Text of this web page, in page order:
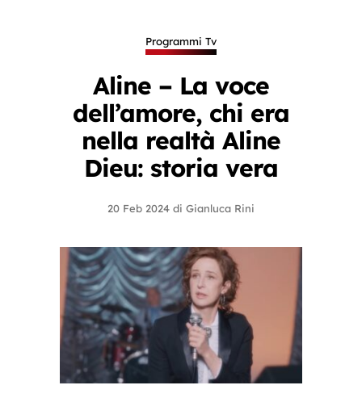
Programmi Tv
Aline – La voce
dell’amore, chi era
nella realtà Aline
Dieu: storia vera
20 Feb 2024 di Gianluca Rini